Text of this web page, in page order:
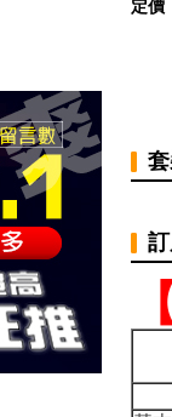
定價